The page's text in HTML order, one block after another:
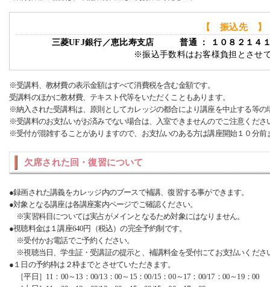
【 振込先 】
三菱UFJ銀行／恵比寿支店 普通 ： １０８２１
※振込手数料はお客様負担とさせ
※受講料、教材費の表示金額はすべて消費税を含む金額です。
受講料のほかに教材費、テキスト代等をいただくこともあります。
※納入された受講料は、原則としてカレッジの都合により講座を中止する等
※受講料のお支払いがお済みでない場合は、入室できませんのでご注意くださ
※受付が混雑することがありますので、お支払いのある方は講座開始１０分前
欠席された回・復習について
●録画された講義をカレッジ内のブースで補講、復習する事ができます。
●対象となる講座は各講座案内ページでご確認ください。
※実習科目については実占がメインとなるため対象にはなりません。
●視聴料金は１講座640円（税込）の完全予約制です。
※受付かお電話でご予約ください。
※視聴当日、学生証・受講証の提示と、補講料金を受付にてお支払いくださ
●１日の予約枠は２枠までとさせていただきます。
［平日］11：00～13：00/13：00～15：00/15：00～17：00/17：00～19：00